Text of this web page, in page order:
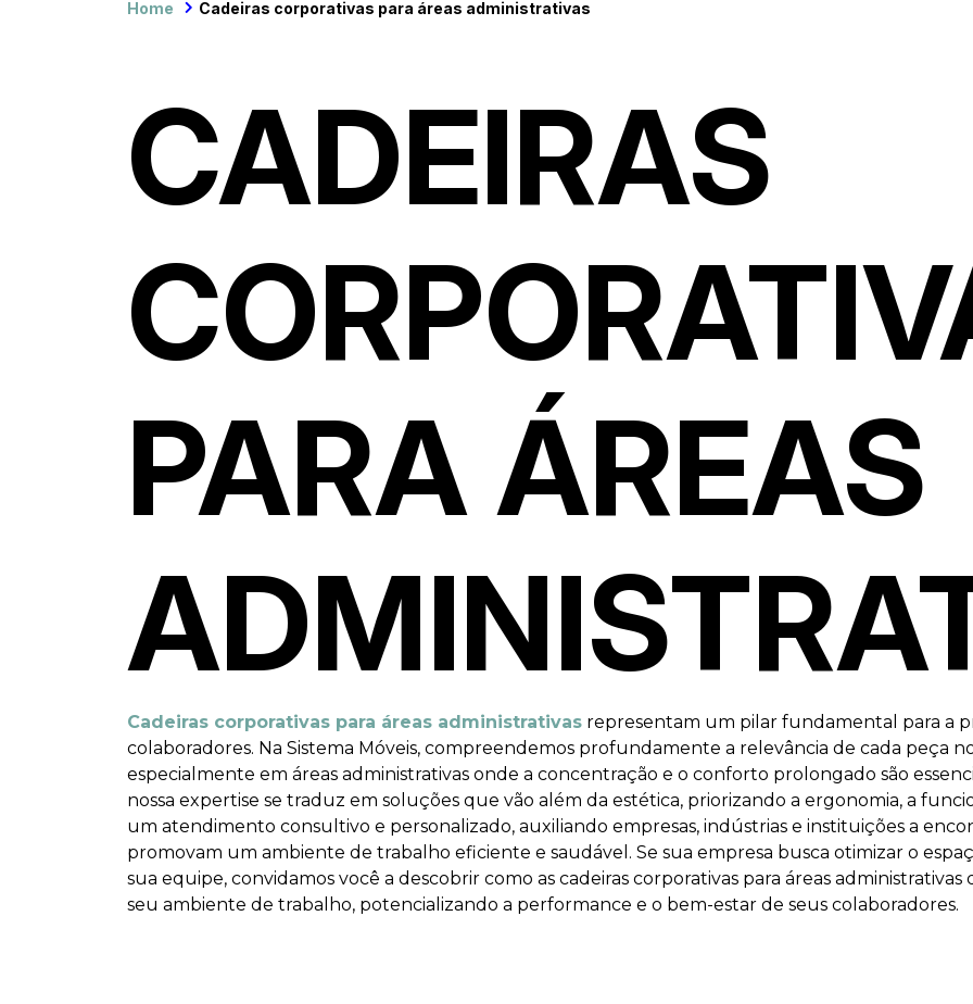
Home Cadeiras corporativas para áreas administrativas
CADEIRAS
PARA ÁREAS
Cadeiras corporativas para áreas administrativas representam um pilar fundamental para a
colaboradores. Na Sistema Móveis, compreendemos profundamente a relevância de cada peça
especialmente em áreas administrativas onde a concentração e o conforto prolongado são
nossa expertise se traduz em soluções que vão além da estética, priorizando a ergonomia, a
um atendimento consultivo e personalizado, auxiliando empresas, indústrias e instituições a
promovam um ambiente de trabalho eficiente e saudável. Se sua empresa busca otimizar o
sua equipe, convidamos você a descobrir como as cadeiras corporativas para áreas
seu ambiente de trabalho, potencializando a performance e o bem-estar de seus colaboradores.